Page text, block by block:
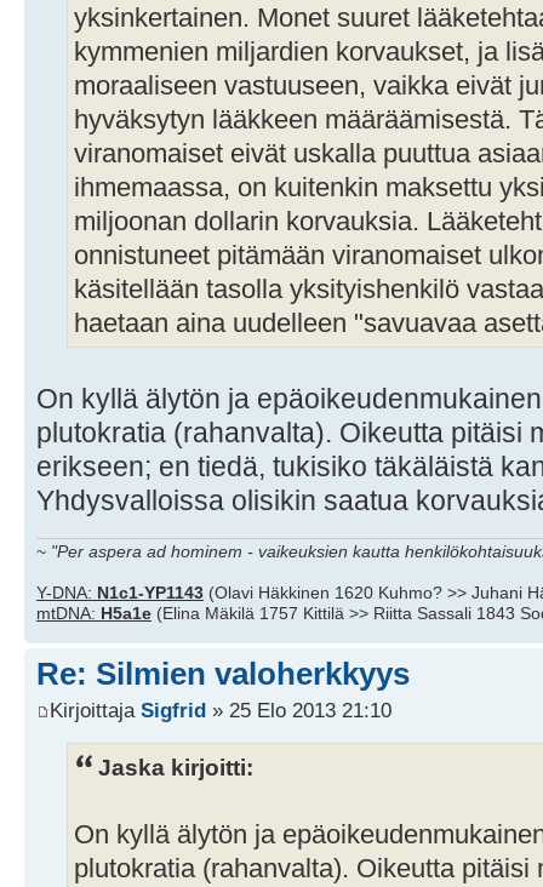
yksinkertainen. Monet suuret
kymmenien miljardien korvaukset, ja
moraaliseen vastuuseen, vaikka eivät
hyväksytyn lääkkeen määräämisestä.
viranomaiset eivät uskalla puuttua
ihmemaassa, on kuitenkin maksettu
miljoonan dollarin korvauksia.
onnistuneet pitämään viranomaiset
käsitellään tasolla yksityishenkilö
haetaan aina uudelleen "savuavaa
On kyllä älytön ja
plutokratia (rahanvalta). Oikeutta pitäisi
erikseen; en tiedä, tukisiko täkäläistä
Yhdysvalloissa olisikin saatua
~ "Per aspera ad hominem - vaikeuksien kautta
Y-DNA: N1c1-YP1143 (Olavi Häkkinen 1620 Kuhmo? >> Juhani
mtDNA: H5a1e (Elina Mäkilä 1757 Kittilä >> Riitta Sassali 1843
Re: Silmien valoherkkyys
Kirjoittaja Sigfrid » 25 Elo 2013 21:10
Jaska kirjoitti:
On kyllä älytön ja
plutokratia (rahanvalta). Oikeutta pitäisi